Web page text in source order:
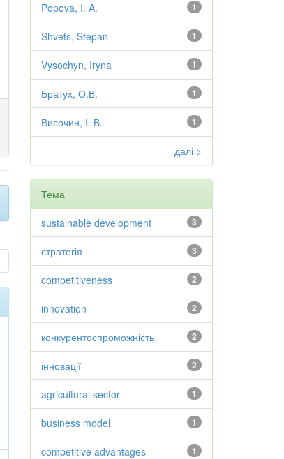
1
Popova, I. A.
1
Shvets, Stepan
1
Vysochyn, Iryna
1
Братух, О.В.
1
Височин, І. В.
далі >
Тема
3
sustainable development
3
стратегія
2
competitiveness
2
innovation
2
конкурентоспроможність
2
інновації
1
agricultural sector
1
business model
1
competitive advantages